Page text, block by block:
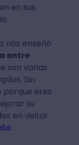
en sus
nos enseñó
entre
son varias
Sin
porque eres
su
en visitar
.